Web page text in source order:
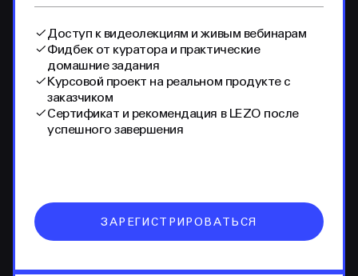
Доступ к видеолекциям и живым вебинарам
Фидбек от куратора и практические
домашние задания
Курсовой проект на реальном продукте с
заказчиком
Сертификат и рекомендация в LEZO после
успешного завершения
ЗАРЕГИСТРИРОВАТЬСЯ